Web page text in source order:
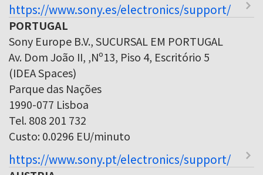
https://www.sony.es/electronics/support/
PORTUGAL
Sony Europe B.V., SUCURSAL EM PORTUGAL
Av. Dom João II, ,Nº13, Piso 4, Escritório 5
(IDEA Spaces)
Parque das Nações
1990-077 Lisboa
Tel. 808 201 732
Custo: 0.0296 EU/minuto
https://www.sony.pt/electronics/support/